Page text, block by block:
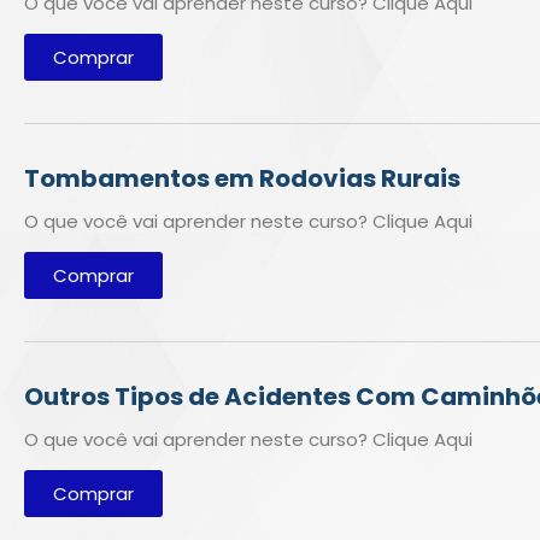
Comprar
Tombamentos em Rodovias Rurais
O que você vai aprender neste curso? Clique Aqui
Comprar
Outros Tipos de Acidentes Com
O que você vai aprender neste curso? Clique Aqui
Comprar